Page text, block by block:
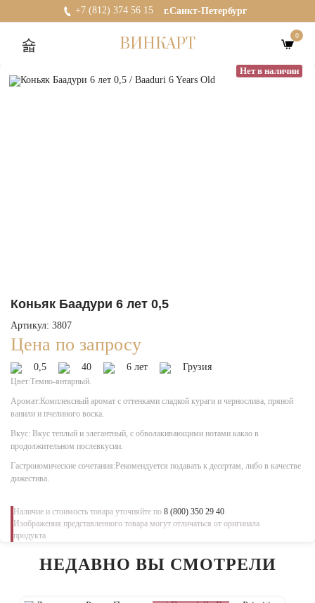
+7 (812) 374 56 15 г.Санкт-Петербург
ВИНКАРТ 0
Нет в наличии
Коньяк Баадури 6 лет 0,5
Артикул: 3807
Цена по запросу
0,5 40 6 лет Грузия
Цвет:Темно-янтарный.
Аромат:Комплексный аромат с оттенками сладкой кураги и чернослива, пряной
ванили и пчелиного воска.
Вкус: Вкус теплый и элегантный, с обволакивающими нотами какао в
продолжительном послевкусии.
Гастрономические сочетания:Рекомендуется подавать к десертам, либо в качестве
дижестива.
Наличие и стоимость товара уточняйте по 8 (800) 350 29 40
Изображения представленного товара могут отличаться от оригинала
продукта
НЕДАВНО ВЫ СМОТРЕЛИ